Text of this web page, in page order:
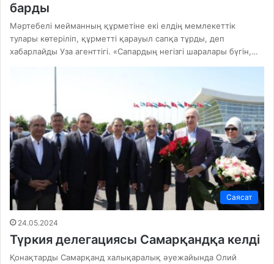
барды
Мәртебелі мейманның құрметіне екі елдің мемлекеттік
тулары көтеріліп, құрметті қарауыл сапқа тұрды, деп
хабарлайды Уза агенттігі. «Сапардың негізгі шаралары бүгін,…
Саясат
24.05.2024
Түркия делегациясы Самарқандқа келді
Қонақтарды Самарқанд халықаралық әуежайында Олий